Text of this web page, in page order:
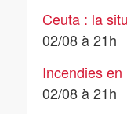
Ceuta : la
la normale,
02/08 à 21h
Incendies
continuent
02/08 à 21h